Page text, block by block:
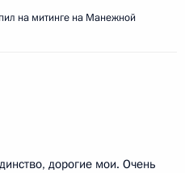
на митинге на Манежной
дорогие мои. Очень